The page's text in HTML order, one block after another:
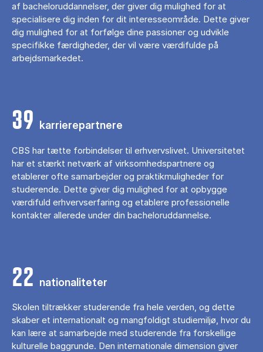
af bacheloruddannelser, der giver dig mulighed for at
specialisere dig inden for dit interesseområde. Dette giver
dig mulighed for at forfølge dine passioner og udvikle
specifikke færdigheder, der vil være værdifulde på
arbejdsmarkedet.
39 karrierepartnere
CBS har tætte forbindelser til erhvervslivet. Universitetet
har et stærkt netværk af virksomhedspartnere og
etablerer ofte samarbejder og praktikmuligheder for
studerende. Dette giver dig mulighed for at opbygge
værdifuld erhvervserfaring og etablere professionelle
kontakter allerede under din bacheloruddannelse.
22 nationaliteter
Skolen tiltrækker studerende fra hele verden, og dette
skaber et internationalt og mangfoldigt studiemiljø, hvor du
kan lære at samarbejde med studerende fra forskellige
kulturelle baggrunde. Den internationale dimension giver